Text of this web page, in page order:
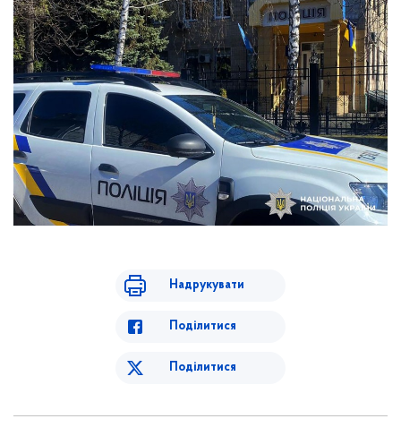
Надрукувати
Поділитися
Поділитися